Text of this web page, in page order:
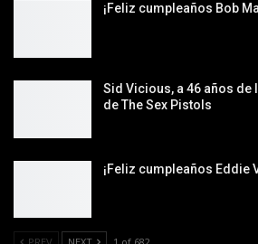
¡Feliz cumpleaños Bob
Sid Vicious, a 46 años de
de The Sex Pistols
¡Feliz cumpleaños Eddie